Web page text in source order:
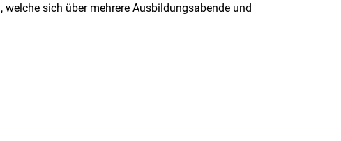
sich über mehrere Ausbildungsabende und